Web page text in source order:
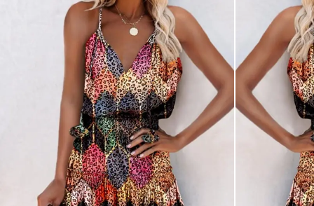
DÓŁ DAMSKIE
STROJE KĄPIELOWE
BLUZKI